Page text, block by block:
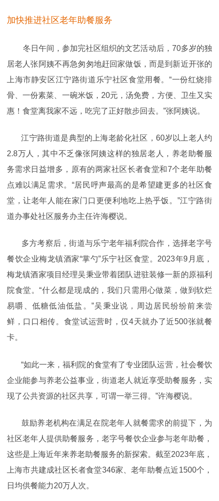
加快推进社区老年助餐服务
冬日午间，参加完社区组织的文艺活动后，70多岁的独
居老人张阿姨不再急匆匆地赶回家做饭，而是到新近开张的
上海市静安区江宁路街道乐宁社区食堂用餐。“一份红烧排
骨、一份素菜、一碗米饭，20元，汤免费，方便、卫生又实
惠！食堂离我家不远，吃完了正好散步回去。”张阿姨说。
江宁路街道是典型的上海老龄化社区，60岁以上老人约
2.8万人，其中不乏像张阿姨这样的独居老人，养老助餐服
务需求日益增多，原有的两家社区长者食堂和7个老年助餐
点难以满足需求。“居民呼声最高的是希望建更多的社区食
堂，让老年人能在家门口更便利地吃上热乎饭。”江宁路街
道办事处社区服务办主任许海樱说。
多方考察后，街道与乐宁老年福利院合作，选择老字号
餐饮企业梅龙镇酒家“掌勺”乐宁社区食堂。2023年9月底，
梅龙镇酒家项目经理吴秉业带着团队进驻装修一新的原福利
院食堂。“什么都是现成的，我们只需用心做菜，做到软烂
易嚼、低糖低油低盐。”吴秉业说，周边居民纷纷前来尝
鲜，口口相传。食堂试运营时，仅4天就办了近500张就餐
卡。
“如此一来，福利院的食堂有了专业团队运营，社会餐饮
企业能参与养老公益事业，街道老人就近享受助餐服务，实
现了公共资源的社区共享，可谓一举三得。”许海樱说。
鼓励养老机构在满足在院老年人就餐需求的前提下，为
社区老年人提供助餐服务，老字号餐饮企业参与老年助餐，
这些是上海近年来养老助餐服务的新探索。截至2023年底，
上海市共建成社区长者食堂346家、老年助餐点近1500个，
日均供餐能力20万人次。